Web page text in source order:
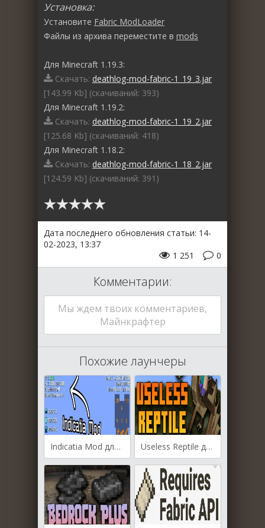
Установка:
Установите Fabric ModLoader
Файлы из архива переместите в mods
Для Minecraft 1.19.3:
Скачать: deathlog-mod-fabric-1_19_3.jar
[143.99 Kb] (cкачиваний: 393)
Для Minecraft 1.19.2:
Скачать: deathlog-mod-fabric-1_19_2.jar
[125.68 Kb] (cкачиваний: 418)
Для Minecraft 1.18.2:
Скачать: deathlog-mod-fabric-1_18_2.jar
[124.59 Kb] (cкачиваний: 391)
Дата последнего обновления статьи: 14-
02-2023, 13:37
0
1 251
Комментарии:
Мы ждем твоих комментариев,
Майнкрафтер
Похожие лаунчеры
Indicatia Mod для Майнкрафт [1.19.3, 1.19.2, 1.19] Useless Reptile для Майнкрафт [1.19.3, 1.19.2]